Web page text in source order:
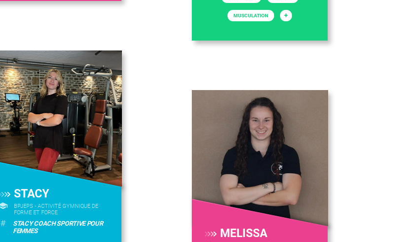
MUSCULATION +
STACY
BPJEPS - ACTIVITÉ GYMNIQUE DE
FORME ET FORCE
#
STACY COACH SPORTIVE POUR
FEMMES
MELISSA